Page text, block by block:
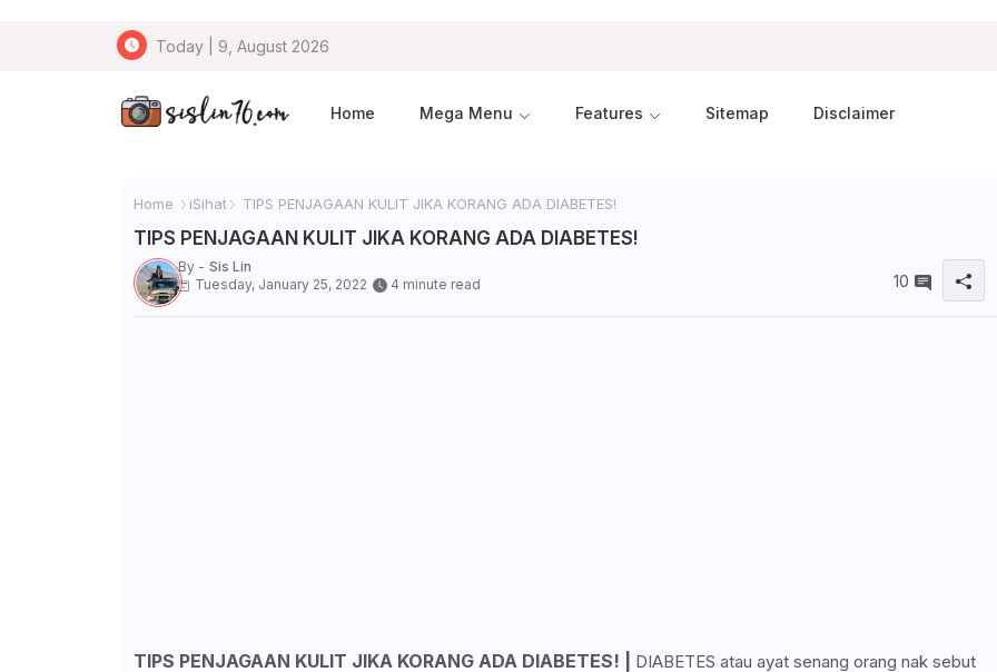
Today | 9, August 2026
Home Mega Menu Features Sitemap Disclaimer
Home iSihat TIPS PENJAGAAN KULIT JIKA KORANG ADA DIABETES!
TIPS PENJAGAAN KULIT JIKA KORANG ADA DIABETES!
By - Sis Lin
Tuesday, January 25, 2022
4 minute read 10
TIPS PENJAGAAN KULIT JIKA KORANG ADA DIABETES! |
DIABETES atau ayat senang orang nak sebut